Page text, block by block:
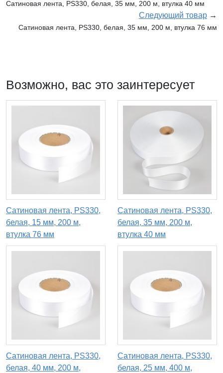
Сатиновая лента, PS330, белая, 35 мм, 200 м, втулка 40 мм
Следующий товар →
Сатиновая лента, PS330, белая, 35 мм, 200 м, втулка 76 мм
Возможно, вас это заинтересует
Сатиновая лента, PS330,
белая, 15 мм, 200 м,
втулка 76 мм
Сатиновая лента, PS330,
белая, 35 мм, 200 м,
втулка 40 мм
Сатиновая лента, PS330,
белая, 40 мм, 200 м,
Сатиновая лента, PS330,
белая, 25 мм, 400 м,